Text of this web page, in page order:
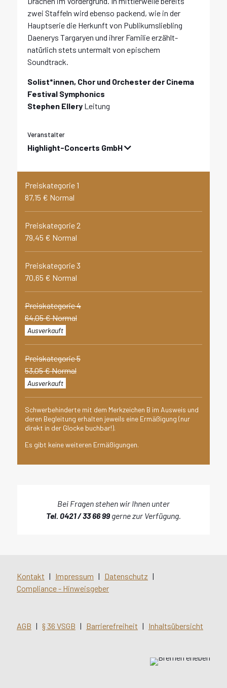
zwei Staffeln wird ebenso packend, wie in der
Hauptserie die Herkunft von Publikumsliebling
Daenerys Targaryen und ihrer Familie erzählt-
natürlich stets untermalt von epischem
Soundtrack.
Solist*innen, Chor und Orchester der Cinema
Festival Symphonics
Stephen ElleryLeitung
Veranstalter
Highlight-Concerts GmbH
Preiskategorie 1
87,15 € Normal
Preiskategorie 2
79,45 € Normal
Preiskategorie 3
70,65 € Normal
Preiskategorie 4
64,05 € Normal
Ausverkauft
Preiskategorie 5
53,05 € Normal
Ausverkauft
Schwerbehinderte mit dem Merkzeichen B im Ausweis und
deren Begleitung erhalten jeweils eine Ermäßigung (nur
direkt in der Glocke buchbar!).
Es gibt keine weiteren Ermäßigungen.
Bei Fragen stehen wir Ihnen unter
Tel. 0421 / 33 66 99gerne zur Verfügung.
Kontakt | Impressum | Datenschutz |
Compliance - Hinweisgeber
AGB | § 36 VSGB | Barrierefreiheit | Inhaltsübersicht